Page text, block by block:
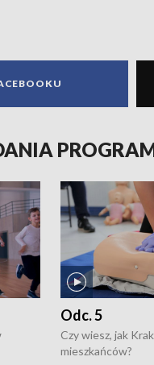
Odc. 5
Czy wiesz, jak
mieszkańców?